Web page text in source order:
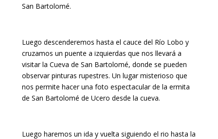
San Bartolomé.
Luego descenderemos hasta el cauce del Río Lobo y
cruzamos un puente a izquierdas que nos llevará a
visitar la Cueva de San Bartolomé, donde se pueden
observar pinturas rupestres. Un lugar misterioso que
nos permite hacer una foto espectacular de la ermita
de San Bartolomé de Ucero desde la cueva.
Luego haremos un ida y vuelta siguiendo el rio hasta la